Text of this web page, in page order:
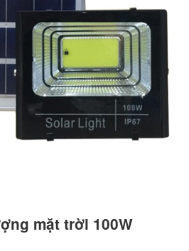
mặt trời 100W